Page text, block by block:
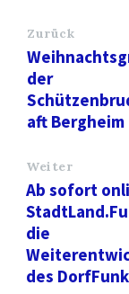
Zurück
der
aft Bergheim
Weiter
Ab sofort
die
des